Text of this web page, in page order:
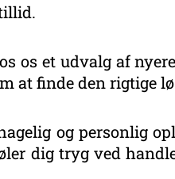
os et udvalg af
at finde den rigtige
og personlig
dig tryg ved